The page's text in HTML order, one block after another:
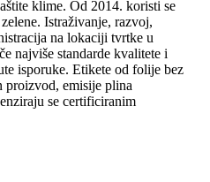
klime. Od 2014. koristi se
Istraživanje, razvoj,
na lokaciji tvrtke u
najviše standarde kvalitete i
isporuke. Etikete od folije bez
proizvod, emisije plina
se certificiranim